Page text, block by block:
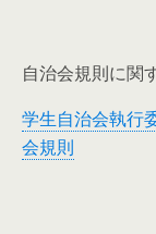
自治会規則に関
学生自治会執行
会規則